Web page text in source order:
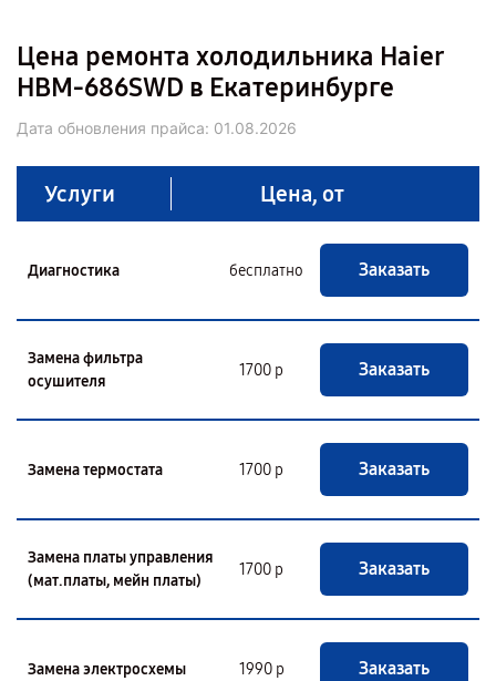
Цена ремонта холодильника Haier
HBM-686SWD в Екатеринбурге
Дата обновления прайса: 01.08.2026
Услуги Цена, от
Диагностика бесплатно Заказать
Замена фильтра
осушителя
1700 р Заказать
Замена термостата 1700 р Заказать
Замена платы управления
(мат.платы, мейн платы)
1700 р Заказать
Замена электросхемы 1990 р Заказать